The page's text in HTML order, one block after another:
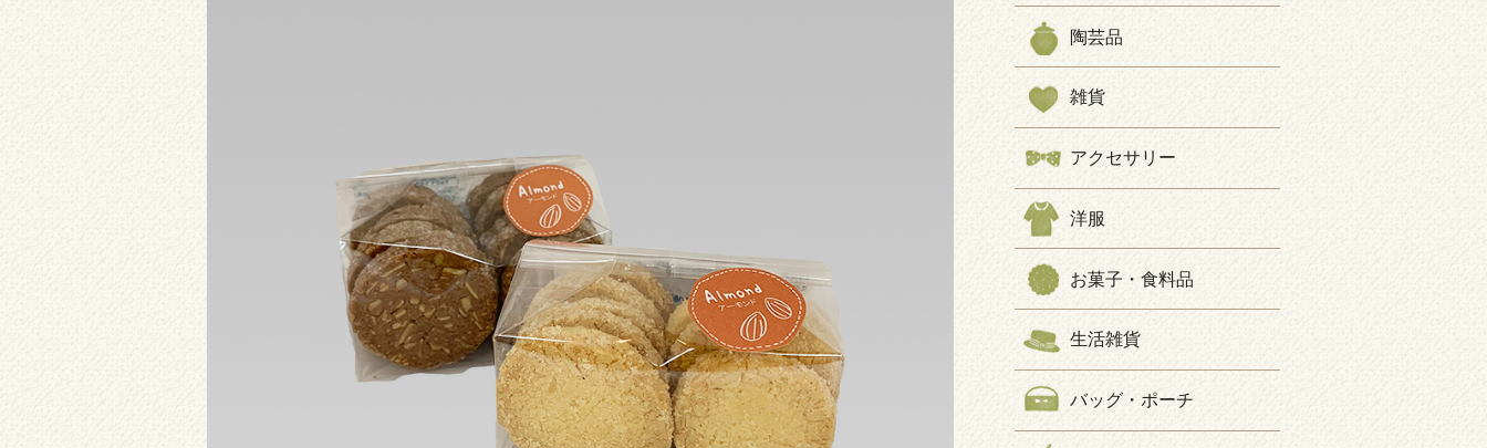
陶芸品
雑貨
アクセサリー
洋服
お菓子・食料品
生活雑貨
バッグ・ポーチ